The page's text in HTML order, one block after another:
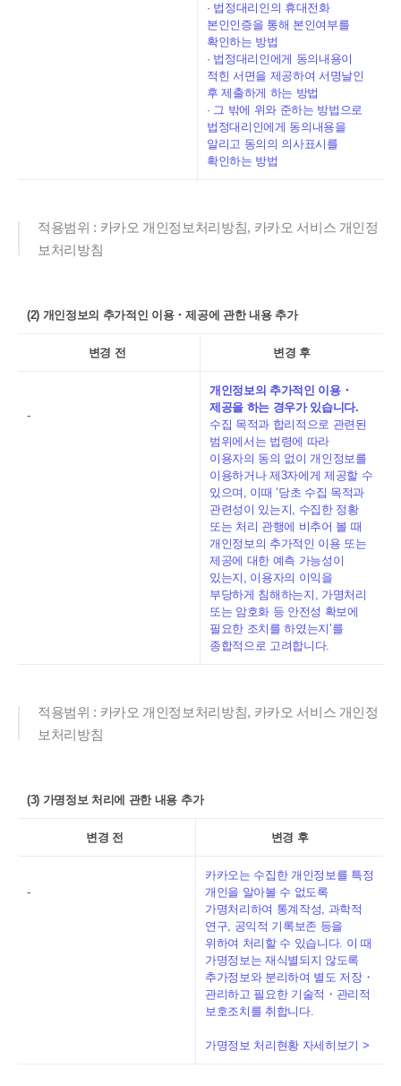
· 법정대리인의 휴대전화
본인인증을 통해 본인여부를
확인하는 방법
· 법정대리인에게 동의내용이
적힌 서면을 제공하여 서명날인
후 제출하게 하는 방법
· 그 밖에 위와 준하는 방법으로
법정대리인에게 동의내용을
알리고 동의의 의사표시를
확인하는 방법
적용범위 : 카카오 개인정보처리방침, 카카오 서비스 개인정
보처리방침
(2) 개인정보의 추가적인 이용・제공에 관한 내용 추가
변경 전 변경 후
-
개인정보의 추가적인 이용・
제공을 하는 경우가 있습니다.
수집 목적과 합리적으로 관련된
범위에서는 법령에 따라
이용자의 동의 없이 개인정보를
이용하거나 제3자에게 제공할 수
있으며, 이때 ‘당초 수집 목적과
관련성이 있는지, 수집한 정황
또는 처리 관행에 비추어 볼 때
개인정보의 추가적인 이용 또는
제공에 대한 예측 가능성이
있는지, 이용자의 이익을
부당하게 침해하는지, 가명처리
또는 암호화 등 안전성 확보에
필요한 조치를 하였는지’를
종합적으로 고려합니다.
적용범위 : 카카오 개인정보처리방침, 카카오 서비스 개인정
보처리방침
(3) 가명정보 처리에 관한 내용 추가
변경 전 변경 후
-
카카오는 수집한 개인정보를 특정
개인을 알아볼 수 없도록
가명처리하여 통계작성, 과학적
연구, 공익적 기록보존 등을
위하여 처리할 수 있습니다. 이 때
가명정보는 재식별되지 않도록
추가정보와 분리하여 별도 저장・
관리하고 필요한 기술적・관리적
보호조치를 취합니다.
가명정보 처리현황 자세히보기 >